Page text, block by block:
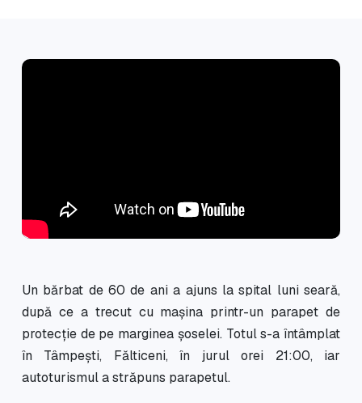
Un bărbat de 60 de ani a ajuns la spital luni seară,
după ce a trecut cu mașina printr-un parapet de
protecție de pe marginea șoselei. Totul s-a întâmplat
în Tâmpești, Fălticeni, în jurul orei 21:00, iar
autoturismul a străpuns parapetul.